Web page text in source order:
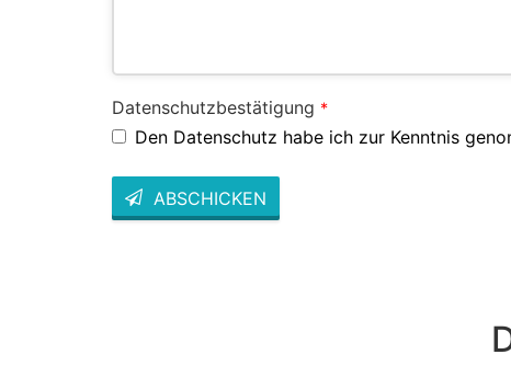
Datenschutzbestätigung *
Den Datenschutz habe ich zur Kenntnis
ABSCHICKEN